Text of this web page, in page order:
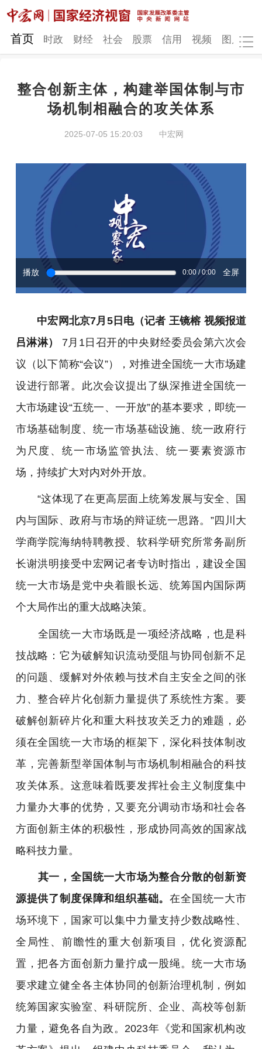
网站地图
时政 财经 社会 股票
图片
地方发展
首页 时政 财经 社会 股票 信用 视频 图片
整合创新主体，构建举国体制与市
场机制相融合的攻关体系
2025-07-05 15:20:03 中宏网
播放 0:00 / 0:00 全屏
中宏网北京7月5日电（记者 王镜榕 视频报道
吕淋淋）
7月1日召开的中央财经委员会第六次会
议（以下简称“会议”），对推进全国统一大市场建
设进行部署。 此次会议提出了纵深推进全国统一
大市场建设“五统一、一开放”的基本要求，即统一
市场基础制度、统一市场基础设施、统一政府行
为尺度、统一市场监管执法、统一要素资源市
场，持续扩大对内对外开放。
“这体现了在更高层面上统筹发展与安全、国
内与国际、政府与市场的辩证统一思路。 ”四川大
学商学院海纳特聘教授、软科学研究所常务副所
长谢洪明接受中宏网记者专访时指出，建设全国
统一大市场是党中央着眼长远、统筹国内国际两
个大局作出的重大战略决策。
全国统一大市场既是一项经济战略，也是科
技战略：它为破解知识流动受阻与协同创新不足
的问题、缓解对外依赖与技术自主安全之间的张
力、整合碎片化创新力量提供了系统性方案。要
破解创新碎片化和重大科技攻关乏力的难题，必
须在全国统一大市场的框架下，深化科技体制改
革，完善新型举国体制与市场机制相融合的科技
攻关体系。这意味着既要发挥社会主义制度集中
力量办大事的优势，又要充分调动市场和社会各
方面创新主体的积极性，形成协同高效的国家战
略科技力量。
其一，全国统一大市场为整合分散的创新资
源提供了制度保障和组织基础。在全国统一大市
场环境下，国家可以集中力量支持少数战略性、
全局性、前瞻性的重大创新项目，优化资源配
置，把各方面创新力量拧成一股绳。统一大市场
要求建立健全各主体协同的创新治理机制，例如
统筹国家实验室、科研院所、企业、高校等创新
力量，避免各自为政。2023年《党和国家机构改